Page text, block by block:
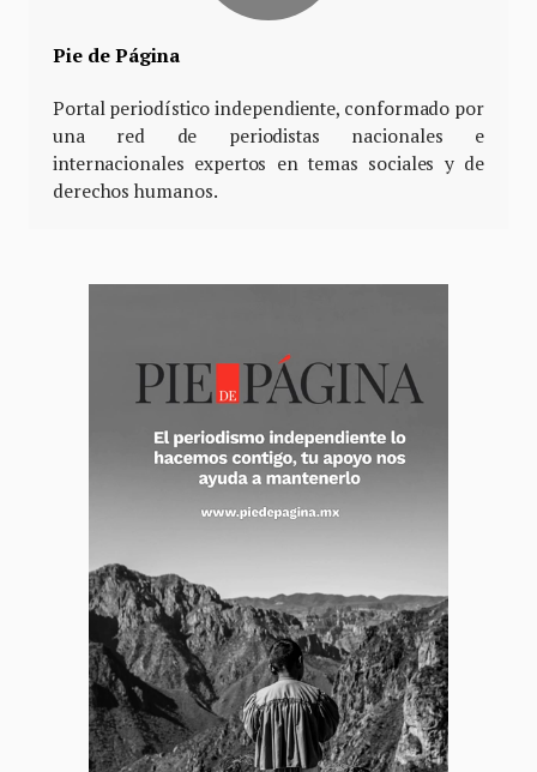
Pie de Página
Portal periodístico independiente, conformado por
una red de periodistas nacionales e
internacionales expertos en temas sociales y de
derechos humanos.